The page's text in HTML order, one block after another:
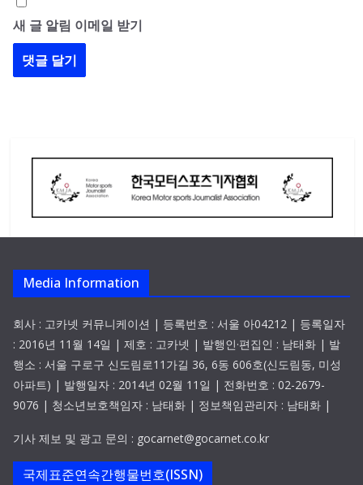
새 글 알림 이메일 받기
Media Information
회사 : 고카넷 커뮤니케이션 | 등록번호 : 서울 아04212 | 등록일자
: 2016년 11월 14일 | 제호 : 고카넷 | 발행인·편집인 : 남태화 | 발
행소 : 서울 구로구 신도림로11가길 36, 6동 606호(신도림동, 미성
아파트) | 발행일자 : 2014년 02월 11일 | 전화번호 : 02-2679-
9076 | 청소년보호책임자 : 남태화 | 정보책임관리자 : 남태화 |
기사 제보 및 광고 문의 : gocarnet@gocarnet.co.kr
국제표준연속간행물번호(ISSN)